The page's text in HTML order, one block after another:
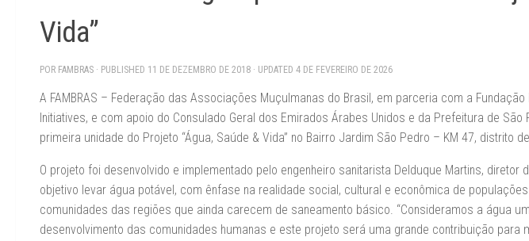
Vida”
POR FAMBRAS · PUBLISHED 11 DE DEZEMBRO DE 2018 · UPDATED 4 DE FEVEREIRO DE 2026
A FAMBRAS – Federação das Associações Muçulmanas do Brasil, em parceria com a Fundação
Initiatives, e com apoio do Consulado Geral dos Emirados Árabes Unidos e da Prefeitura de
primeira unidade do Projeto “Água, Saúde & Vida” no Bairro Jardim São Pedro – KM 47, distrito
O projeto foi desenvolvido e implementado pelo engenheiro sanitarista Delduque Martins, diretor
objetivo levar água potável, com ênfase na realidade social, cultural e econômica de
comunidades das regiões que ainda carecem de saneamento básico. “Consideramos a água
desenvolvimento das comunidades humanas e este projeto será uma grande contribuição para